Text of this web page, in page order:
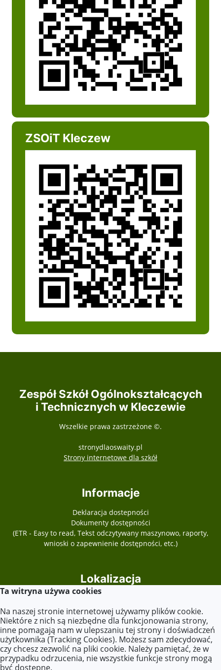
ZSOiT Kleczew
Zespół Szkół Ogólnokształcących
i Technicznych w Kleczewie
Wszelkie prawa zastrzeżone ©.
stronydlaoswaity.pl
Strony internetowe dla szkółotwiera się w
Informacje
Deklaracja dostepności
Dokumenty dostępności
(ETR - Easy to read, Tekst odczytywany maszynowo, raporty,
wnioski o zapewnienie dostępności, etc.)
Lokalizacja
62-540 Kleczew
Kontakt
Tel. +48 63 270 10 24
Ta witryna używa cookies
Na naszej stronie internetowej używamy plików cookie.
Niektóre z nich są niezbędne dla funkcjonowania strony,
inne pomagają nam w ulepszaniu tej strony i doświadczeń
użytkownika (Tracking Cookies). Możesz sam zdecydować,
czy chcesz zezwolić na pliki cookie. Należy pamiętać, że w
przypadku odrzucenia, nie wszystkie funkcje strony mogą
być dostępne.